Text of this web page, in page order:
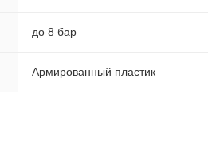
до 8 бар
Армированный пластик